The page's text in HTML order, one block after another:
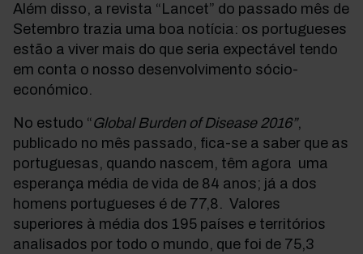
Além disso, a revista “Lancet” do passado mês de
Setembro trazia uma boa notícia: os portugueses
estão a viver mais do que seria expectável tendo
em conta o nosso desenvolvimento sócio-
económico.
No estudo “Global Burden of Disease 2016”,
publicado no mês passado, fica-se a saber que as
portuguesas, quando nascem, têm agora uma
esperança média de vida de 84 anos; já a dos
homens portugueses é de 77,8. Valores
superiores à média dos 195 países e territórios
analisados por todo o mundo, que foi de 75,3